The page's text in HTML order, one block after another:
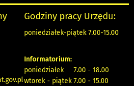
Godziny pracy Urzędu:
poniedziałek-piątek 7.00-15.00
Informatorium:
poniedziałek 7.00 - 18.00
wtorek - piątek 7.00 - 15.00